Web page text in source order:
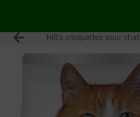
Hill's croquettes pour chat